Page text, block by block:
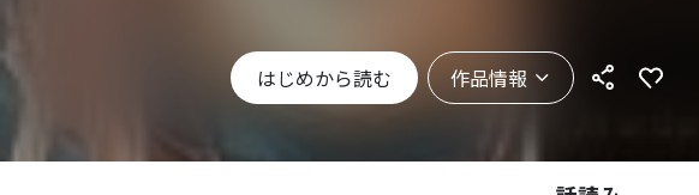
はじめから読む 作品情報